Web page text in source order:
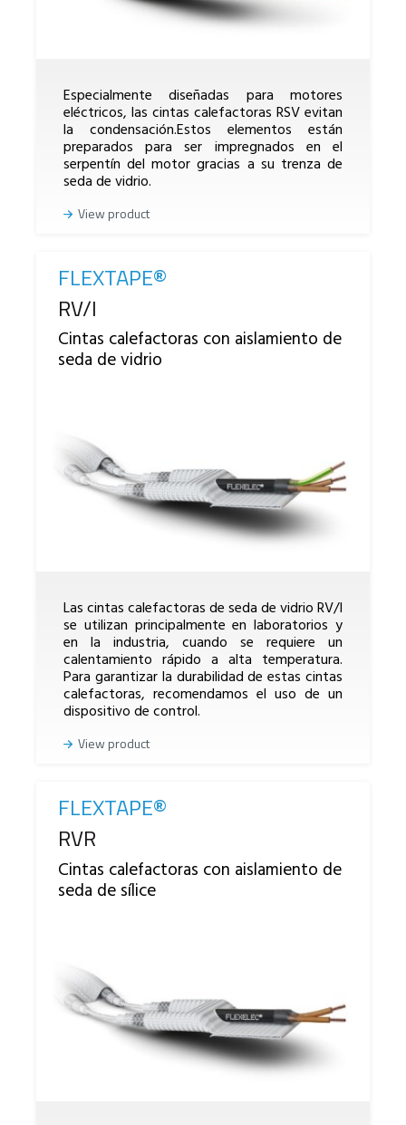
Especialmente diseñadas para motores
eléctricos, las cintas calefactoras RSV evitan
la condensación.Estos elementos están
preparados para ser impregnados en el
serpentín del motor gracias a su trenza de
seda de vidrio.
View product
FLEXTAPE®
Reference
RV/I
Cintas calefactoras con aislamiento de
seda de vidrio
Las cintas calefactoras de seda de vidrio RV/I
se utilizan principalmente en laboratorios y
en la industria, cuando se requiere un
calentamiento rápido a alta temperatura.
Para garantizar la durabilidad de estas cintas
calefactoras, recomendamos el uso de un
dispositivo de control.
View product
FLEXTAPE®
Reference
RVR
Cintas calefactoras con aislamiento de
seda de sílice